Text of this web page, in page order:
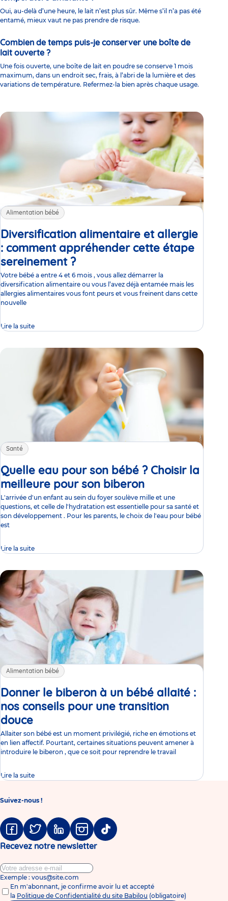
Oui, au-delà d’une heure, le lait n’est plus sûr. Même s’il n’a pas été
entamé, mieux vaut ne pas prendre de risque.
Combien de temps puis-je conserver une boîte de
lait ouverte ?
Une fois ouverte, une boîte de lait en poudre se conserve 1 mois
maximum, dans un endroit sec, frais, à l’abri de la lumière et des
variations de température. Refermez-la bien après chaque usage.
Alimentation bébé
Diversification alimentaire et allergie
: comment appréhender cette étape
sereinement ?Article
Votre bébé a entre 4 et 6 mois , vous allez démarrer la
diversification alimentaire ou vous l’avez déjà entamée mais les
allergies alimentaires vous font peurs et vous freinent dans cette
nouvelle
Lire la suite
Santé
Quelle eau pour son bébé ? Choisir la
meilleure pour son biberon
L'arrivée d'un enfant au sein du foyer soulève mille et une
questions, et celle de l'hydratation est essentielle pour sa santé et
son développement . Pour les parents, le choix de l'eau pour bébé
est
Lire la suite
Alimentation bébé
Donner le biberon à un bébé allaité :
nos conseils pour une transition
douce
Allaiter son bébé est un moment privilégié, riche en émotions et
en lien affectif. Pourtant, certaines situations peuvent amener à
introduire le biberon , que ce soit pour reprendre le travail
Lire la suite
Suivez-nous !
FacebookTwitter LinkedinInstagramTiktok
Recevez notre newsletter
Exemple : vous@site.com
En m'abonnant, je confirme avoir lu et accepté
la Politique de Confidentialité du site Babilou (obligatoire)